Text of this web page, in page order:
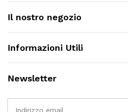
Il nostro negozio
Informazioni Utili
Newsletter